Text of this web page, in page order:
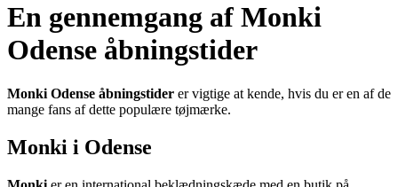
En gennemgang af Monki
Odense åbningstider
Monki Odense åbningstider er vigtige at kende, hvis du er en af de
mange fans af dette populære tøjmærke.
Monki i Odense